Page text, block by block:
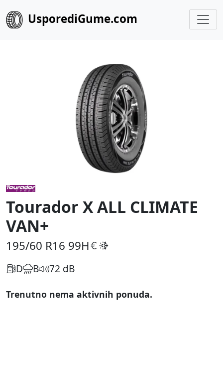
UsporediGume.com
Tourador X ALL CLIMATE
VAN+
195/60 R16 99H
D B 72 dB
Trenutno nema aktivnih ponuda.